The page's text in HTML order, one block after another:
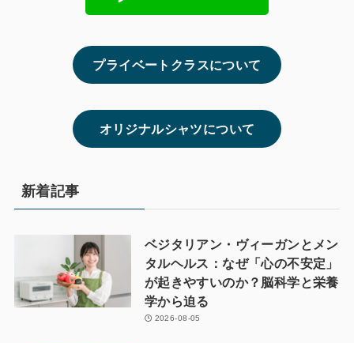
プライベートクラスについて
オリジナルシャツについて
新着記事
ベジタリアン・ヴィーガンとメン
タルヘルス：なぜ「心の不安定」
が起きやすいのか？脳科学と栄養
学から迫る
2026-08-05